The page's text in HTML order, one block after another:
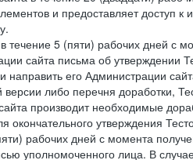
и предоставляет доступ
течение 5 (пяти) рабочих дней с
сайта письма об утверждении
направить его Администрации
либо перечня доработки,
производит необходимые
окончательного утверждения
рабочих дней с момента
уполномоченного лица. В